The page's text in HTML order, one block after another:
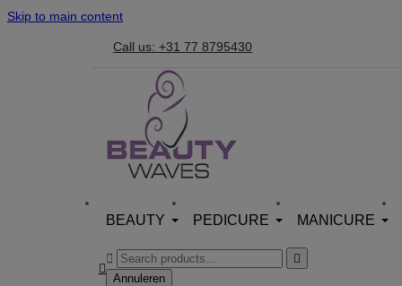
Skip to main content
Call us: +31 77 8795430
BEAUTY PEDICURE MANICURE



Annuleren